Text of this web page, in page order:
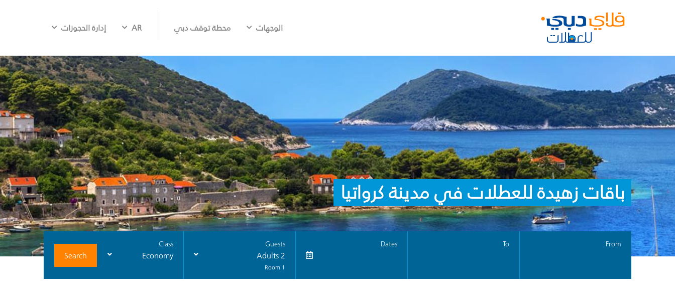
الوجهات محطة توقف دبي AR إدارة الحجوزات
باقات زهيدة للعطلات في مدينة كرواتيا
From
To
Dates
Guests
2 Adults
1 Room
Class
Economy
Search